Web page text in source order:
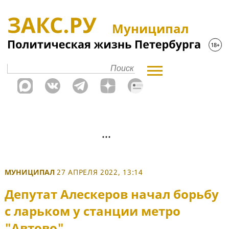
Муниципал
МУНИЦИПАЛ 27 АПРЕЛЯ 2022, 13:14
Депутат Алескеров начал борьбу
с ларьком у станции метро